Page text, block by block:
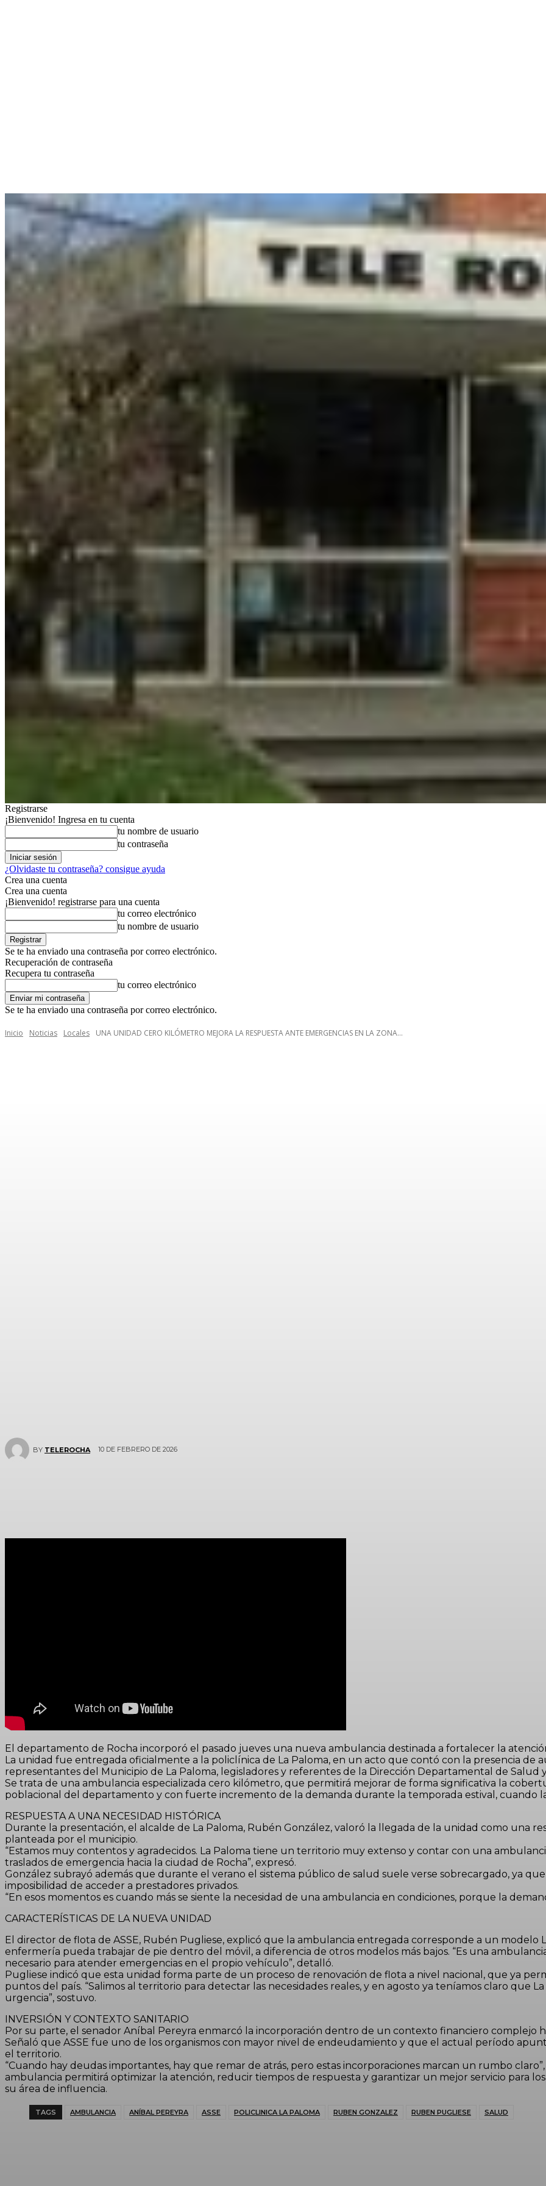
Registrarse
¡Bienvenido! Ingresa en tu cuenta
tu nombre de usuario
tu contraseña
¿Olvidaste tu contraseña? consigue ayuda
Crea una cuenta
Crea una cuenta
¡Bienvenido! registrarse para una cuenta
tu correo electrónico
tu nombre de usuario
Se te ha enviado una contraseña por correo electrónico.
Recuperación de contraseña
Recupera tu contraseña
tu correo electrónico
Se te ha enviado una contraseña por correo electrónico.
Inicio Noticias Locales UNA UNIDAD CERO KILÓMETRO MEJORA LA RESPUESTA ANTE EMERGENCIAS EN LA ZONA...
BY TELEROCHA 10 DE FEBRERO DE 2026
El departamento de Rocha incorporó el pasado jueves una nueva ambulancia destinada a fortalecer la
La unidad fue entregada oficialmente a la policlínica de La Paloma, en un acto que contó con la presencia de
representantes del Municipio de La Paloma, legisladores y referentes de la Dirección Departamental de Salud
Se trata de una ambulancia especializada cero kilómetro, que permitirá mejorar de forma significativa la
poblacional del departamento y con fuerte incremento de la demanda durante la temporada estival, cuando
RESPUESTA A UNA NECESIDAD HISTÓRICA
Durante la presentación, el alcalde de La Paloma, Rubén González, valoró la llegada de la unidad como una
planteada por el municipio.
“Estamos muy contentos y agradecidos. La Paloma tiene un territorio muy extenso y contar con una
traslados de emergencia hacia la ciudad de Rocha”, expresó.
González subrayó además que durante el verano el sistema público de salud suele verse sobrecargado, ya
imposibilidad de acceder a prestadores privados.
“En esos momentos es cuando más se siente la necesidad de una ambulancia en condiciones, porque la
CARACTERÍSTICAS DE LA NUEVA UNIDAD
El director de flota de ASSE, Rubén Pugliese, explicó que la ambulancia entregada corresponde a un
enfermería pueda trabajar de pie dentro del móvil, a diferencia de otros modelos más bajos. “Es una
necesario para atender emergencias en el propio vehículo”, detalló.
Pugliese indicó que esta unidad forma parte de un proceso de renovación de flota a nivel nacional, que ya
puntos del país. “Salimos al territorio para detectar las necesidades reales, y en agosto ya teníamos claro que
urgencia”, sostuvo.
INVERSIÓN Y CONTEXTO SANITARIO
Por su parte, el senador Aníbal Pereyra enmarcó la incorporación dentro de un contexto financiero complejo
Señaló que ASSE fue uno de los organismos con mayor nivel de endeudamiento y que el actual período
el territorio.
“Cuando hay deudas importantes, hay que remar de atrás, pero estas incorporaciones marcan un rumbo
ambulancia permitirá optimizar la atención, reducir tiempos de respuesta y garantizar un mejor servicio para
su área de influencia.
TAGS AMBULANCIA ANÍBAL PEREYRA ASSE POLICLINICA LA PALOMA RUBEN GONZALEZ RUBEN PUGLIESE SALUD